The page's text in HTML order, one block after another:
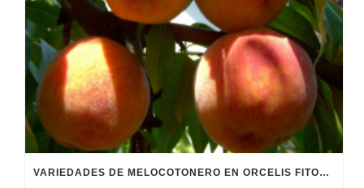
VARIEDADES DE MELOCOTONERO EN ORCELIS FITOCONTROL.